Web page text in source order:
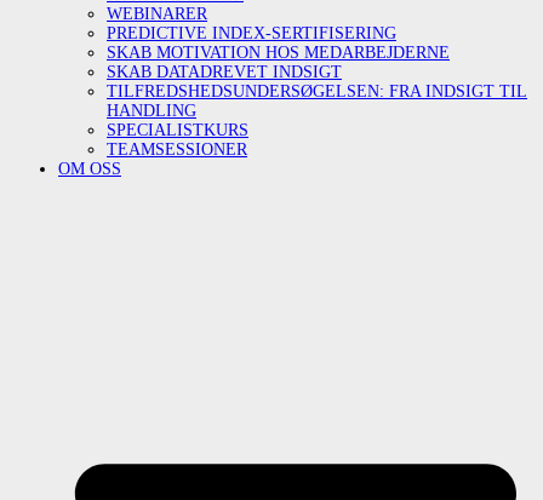
WEBINARER
PREDICTIVE INDEX-SERTIFISERING
SKAB MOTIVATION HOS MEDARBEJDERNE
SKAB DATADREVET INDSIGT
TILFREDSHEDSUNDERSØGELSEN: FRA INDSIGT TIL
HANDLING
SPECIALISTKURS
TEAMSESSIONER
OM OSS